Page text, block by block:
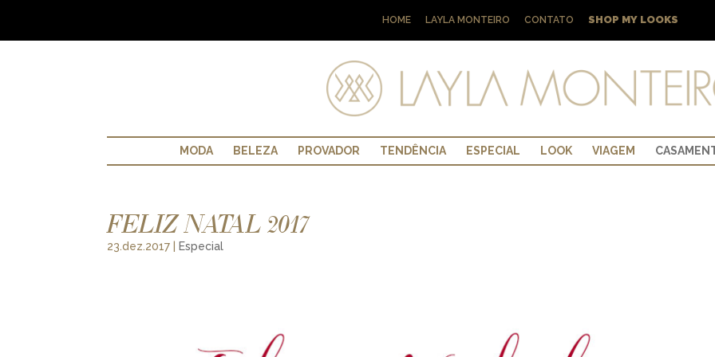
HOME LAYLA MONTEIRO CONTATO SHOP MY LOOKS
MODA BELEZA PROVADOR TENDÊNCIA ESPECIAL LOOK VIAGEM
FELIZ NATAL 2017
23.dez.2017 Especial